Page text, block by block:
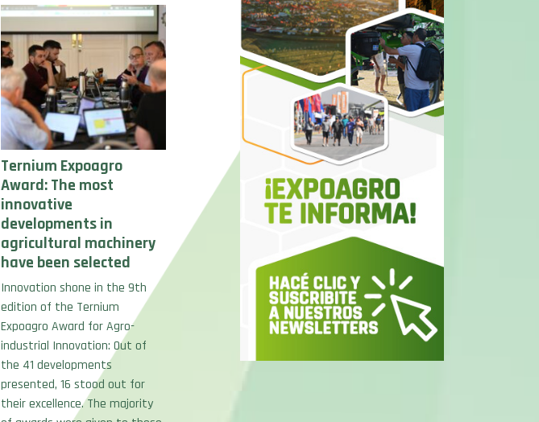
Ternium Expoagro
Award: The most
innovative
developments in
agricultural machinery
have been selected
Innovation shone in the 9th
edition of the Ternium
Expoagro Award for Agro-
industrial Innovation: Out of
the 41 developments
presented, 16 stood out for
their excellence. The majority